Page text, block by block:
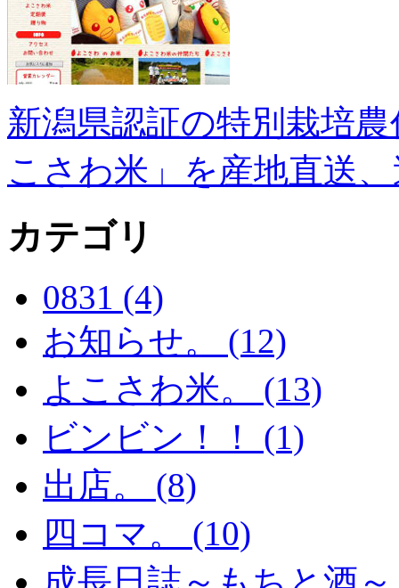
新潟県認証の特別栽培
こさわ米」を産地直送
カテゴリ
0831 (4)
お知らせ。 (12)
よこさわ米。 (13)
ビンビン！！ (1)
出店。 (8)
四コマ。 (10)